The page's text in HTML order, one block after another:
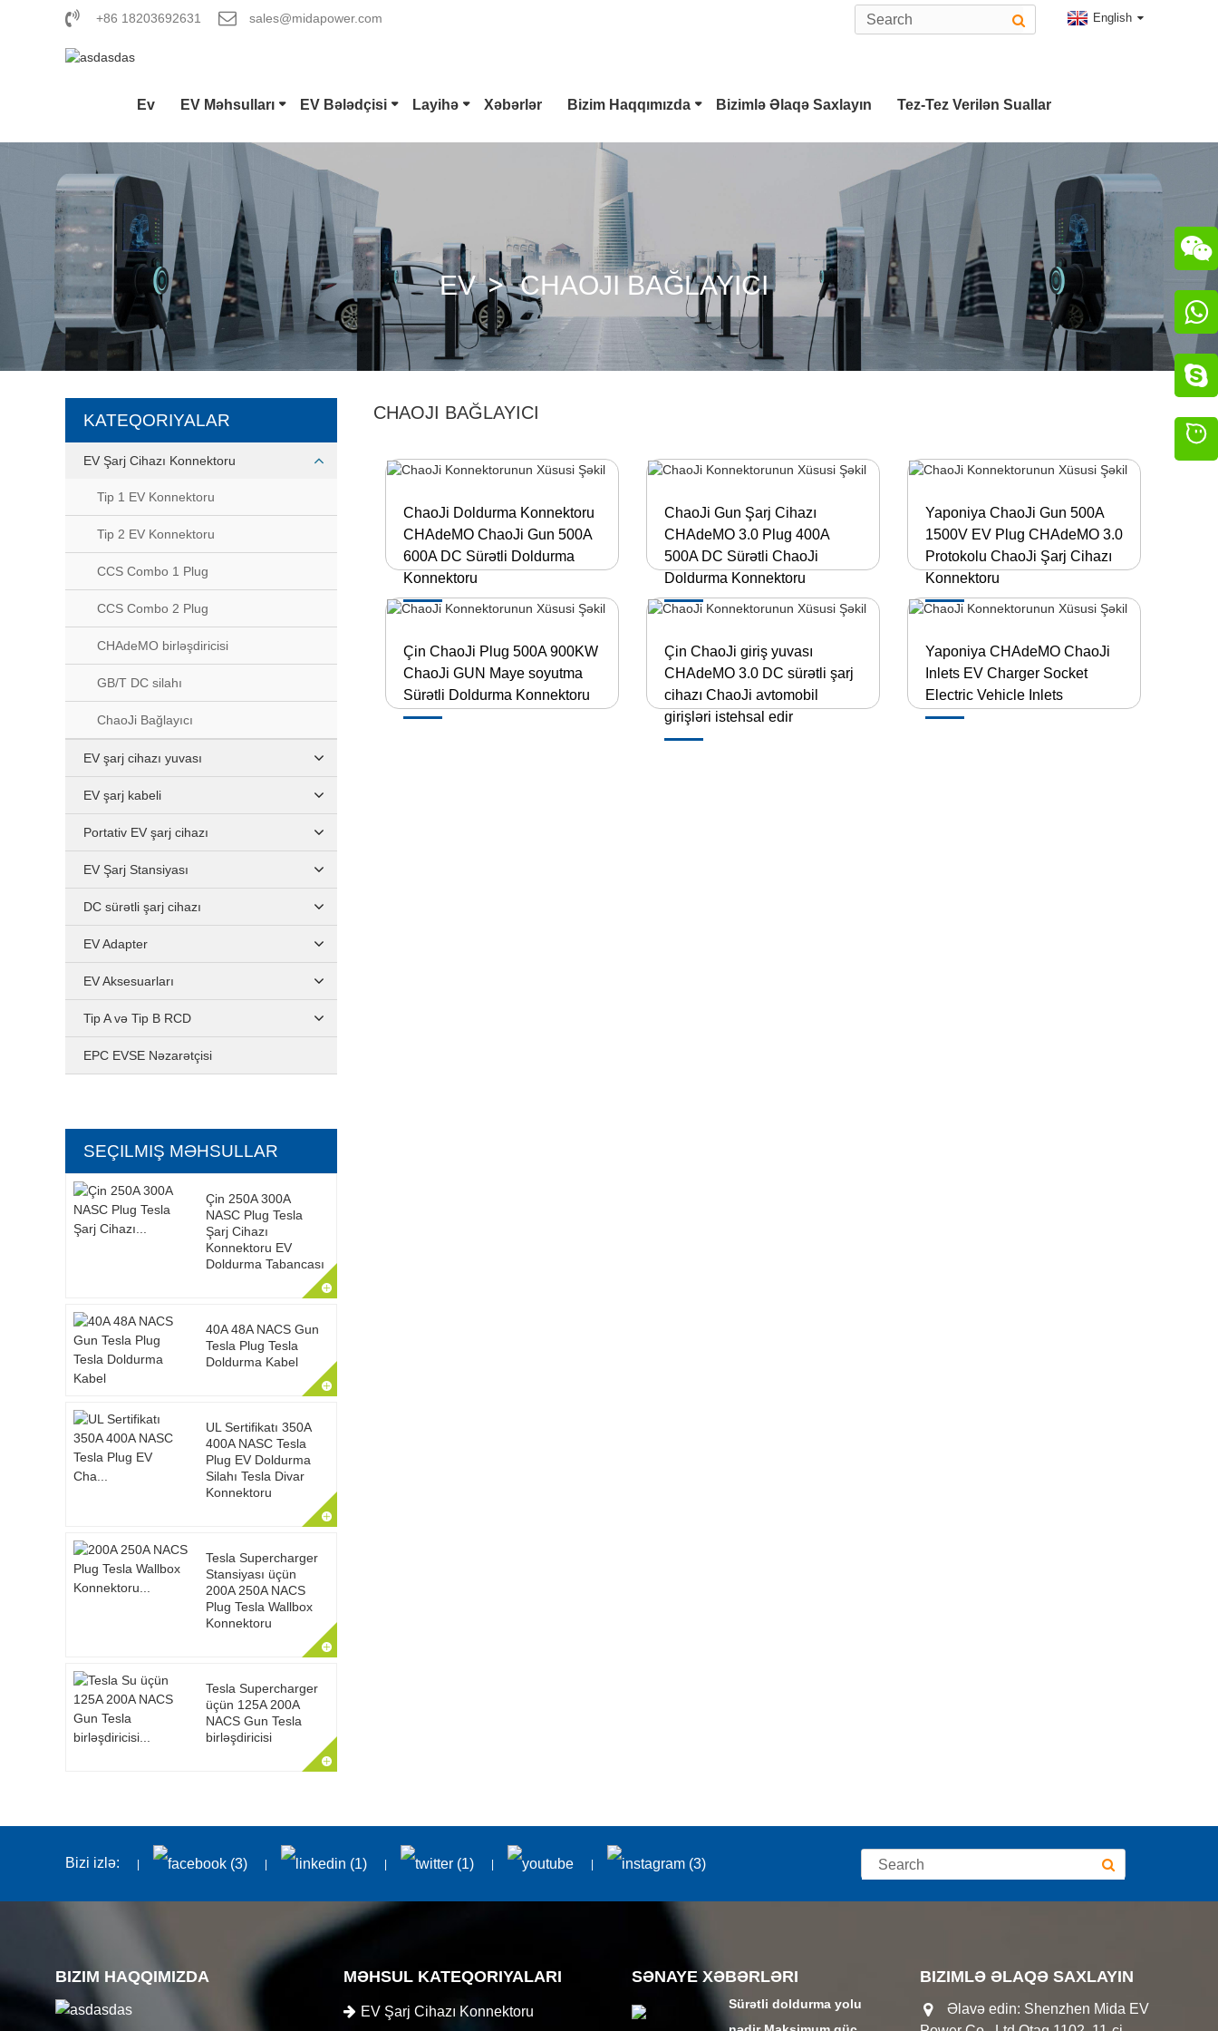
+86 18203692631 sales@midapower.com English
Ev EV Məhsulları
CCS Combo 1 Plug CCS Combo 2 Plug
GB/T DC Silahı ChaoJi Bağlayıcı
EV Bələdçisi Layihə Xəbərlər Bizim Haqqımızda Bizimlə Əlaqə Saxlayın Tez-Tez Verilən Suallar
EV CHAOJI BAĞLAYICI
KATEQORIYALAR
EV Şarj Cihazı Konnektoru
Tip 1 EV Konnektoru
Tip 2 EV Konnektoru
CCS Combo 1 Plug
CCS Combo 2 Plug
CHAdeMO birləşdiricisi
GB/T DC silahı
ChaoJi Bağlayıcı
EV şarj cihazı yuvası
EV şarj kabeli
Portativ EV şarj cihazı
EV Şarj Stansiyası
DC sürətli şarj cihazı
EV Adapter
EV Aksesuarları
Tip A və Tip B RCD
EPC EVSE Nəzarətçisi
SEÇILMIŞ MƏHSULLAR
Çin 250A 300A
NASC Plug Tesla
Şarj Cihazı
Konnektoru EV
Doldurma Tabancası
40A 48A NACS Gun
Tesla Plug Tesla
Doldurma Kabel
UL Sertifikatı 350A
400A NASC Tesla
Plug EV Doldurma
Silahı Tesla Divar
Konnektoru
Tesla Supercharger
Stansiyası üçün
200A 250A NACS
Plug Tesla Wallbox
Konnektoru
Tesla Supercharger
üçün 125A 200A
NACS Gun Tesla
birləşdiricisi
CHAOJI BAĞLAYICI
ChaoJi Doldurma Konnektoru
CHAdeMO ChaoJi Gun 500A
600A DC Sürətli Doldurma
Konnektoru
ChaoJi Gun Şarj Cihazı
CHAdeMO 3.0 Plug 400A
500A DC Sürətli ChaoJi
Doldurma Konnektoru
Yaponiya ChaoJi Gun 500A
1500V EV Plug CHAdeMO 3.0
Protokolu ChaoJi Şarj Cihazı
Konnektoru
Çin ChaoJi Plug 500A 900KW
ChaoJi GUN Maye soyutma
Sürətli Doldurma Konnektoru
Çin ChaoJi giriş yuvası
CHAdeMO 3.0 DC sürətli şarj
cihazı ChaoJi avtomobil
girişləri istehsal edir
Yaponiya CHAdeMO ChaoJi
Inlets EV Charger Socket
Electric Vehicle Inlets
Bizi izlə:
BIZIM HAQQIMIZDA MƏHSUL KATEQORIYALARI
EV Şarj Cihazı Konnektoru
SƏNAYE XƏBƏRLƏRI
Sürətli doldurma yolu
BIZIMLƏ ƏLAQƏ SAXLAYIN
Əlavə edin: Shenzhen Mida EV


